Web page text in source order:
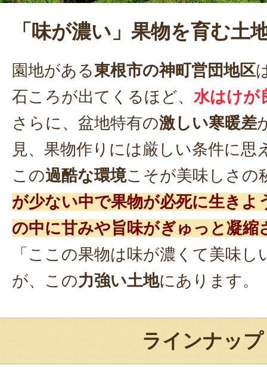
「味が濃い」果物を育む土
園地がある東根市の神町営団地区
石ころが出てくるほど、水はけが
さらに、盆地特有の激しい寒暖差
見、果物作りには厳しい条件に思
この過酷な環境こそが美味しさの
が少ない中で果物が必死に生きよ
の中に甘みや旨味がぎゅっと凝縮
「ここの果物は味が濃くて美味し
が、この力強い土地にあります。
ラインナップ